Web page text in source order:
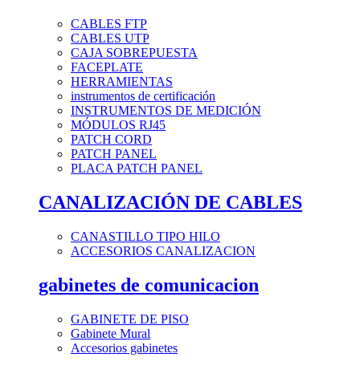
CABLES FTP
CABLES UTP
CAJA SOBREPUESTA
FACEPLATE
HERRAMIENTAS
instrumentos de certificación
INSTRUMENTOS DE MEDICIÓN
MÓDULOS RJ45
PATCH CORD
PATCH PANEL
PLACA PATCH PANEL
CANALIZACIÓN DE CABLES
CANASTILLO TIPO HILO
ACCESORIOS CANALIZACION
gabinetes de comunicacion
GABINETE DE PISO
Gabinete Mural
Accesorios gabinetes